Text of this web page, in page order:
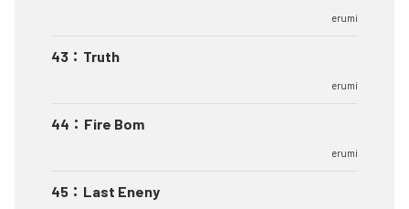
erumi
43 ： Truth
erumi
44 ： Fire Bom
erumi
45 ： Last Eneny